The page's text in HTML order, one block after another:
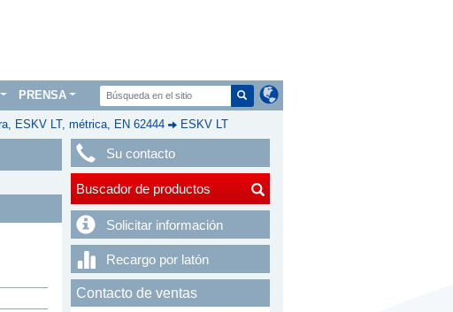
PRENSA
ESKV LT, métrica, EN 62444 ESKV LT
Su contacto
Buscador de productos
Solicitar información
Recargo por latón
Contacto de ventas